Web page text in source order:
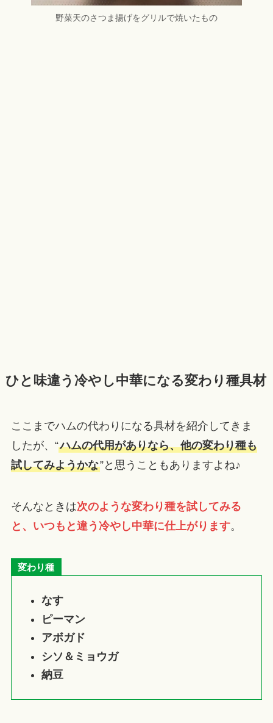
野菜天のさつま揚げをグリルで焼いたもの
ひと味違う冷やし中華になる変わり種具材
ここまでハムの代わりになる具材を紹介してきま
したが、“ハムの代用がありなら、他の変わり種も
試してみようかな”と思うこともありますよね♪
そんなときは次のような変わり種を試してみる
と、いつもと違う冷やし中華に仕上がります。
変わり種
なす
ピーマン
アボガド
シソ＆ミョウガ
納豆